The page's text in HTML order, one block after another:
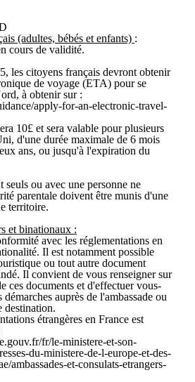
(adultes, bébés et enfants) :
cours de validité.
les citoyens français devront obtenir
de voyage (ETA) pour se
à obtenir sur :
apply-for-an-electronic-travel-
10£ et sera valable pour plusieurs
d'une durée maximale de 6 mois
ans, ou jusqu'à l'expiration du
seuls ou avec une personne ne
parentale doivent être munis d'une
territoire.
et binationaux :
avec les réglementations en
Il est notamment possible
ou tout autre document
Il convient de vous renseigner sur
ces documents et d'effectuer vous-
démarches auprès de l'ambassade ou
destination.
étrangères en France est
fr/le-ministere-et-son-
du-ministere-de-l-europe-et-des-
ambassades-et-consulats-etrangers-